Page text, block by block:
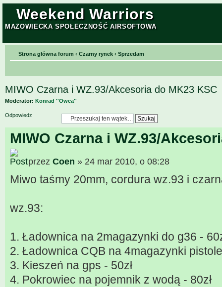
Weekend Warriors
MAZOWIECKA SPOŁECZNOŚĆ AIRSOFTOWA
Strona główna forum ‹ Czarny rynek ‹ Sprzedam
MIWO Czarna i WZ.93/Akcesoria do MK23 KSC
Moderator: Konrad ''Owca''
Odpowiedz
MIWO Czarna i WZ.93/
przez Coen » 24 mar 2010, o 08:28
Miwo taśmy 20mm, cordura wz.93 i
wz.93:
1. Ładownica na 2magazynki do g36 -
2. Ładownica CQB na 4magazynki
3. Kieszeń na gps - 50zł
4. Pokrowiec na pojemnik z wodą - 80zł